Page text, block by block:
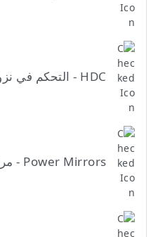
HDC - التحكم في نزول التلال
Power Mirrors - مرايا جانبية كهربائية